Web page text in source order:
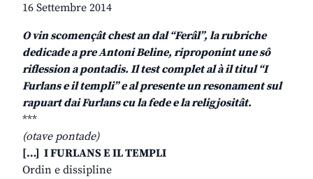
16 Settembre 2014
O vin scomençât chest an dal “Ferâl”, la rubriche
dedicade a pre Antoni Beline, riproponint une sô
riflession a pontadis. Il test complet al à il titul “I
Furlans e il templi” e al presente un resonament sul
rapuart dai Furlans cu la fede e la religjositât.
***
(otave pontade)
[…] I FURLANS E IL TEMPLI
Ordin e dissipline